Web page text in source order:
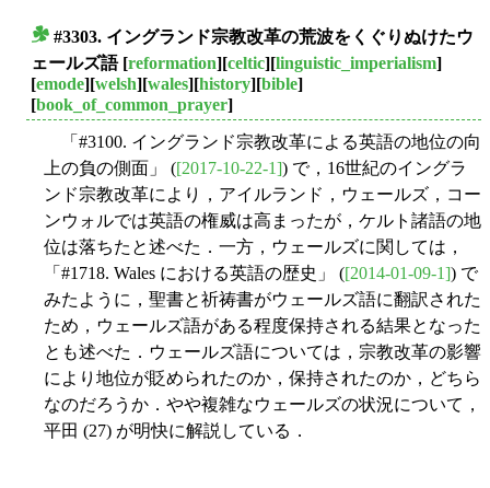
#3303. イングランド宗教改革の荒波をくぐりぬけたウ
ェールズ語[reformation][celtic][linguistic_imperialism]
[emode][welsh][wales][history][bible]
[book_of_common_prayer]
「#3100. イングランド宗教改革による英語の地位の向
上の負の側面」 ([2017-10-22-1]) で，16世紀のイングラ
ンド宗教改革により，アイルランド，ウェールズ，コー
ンウォルでは英語の権威は高まったが，ケルト諸語の地
位は落ちたと述べた．一方，ウェールズに関しては，
「#1718. Wales における英語の歴史」 ([2014-01-09-1]) で
みたように，聖書と祈祷書がウェールズ語に翻訳された
ため，ウェールズ語がある程度保持される結果となった
とも述べた．ウェールズ語については，宗教改革の影響
により地位が貶められたのか，保持されたのか，どちら
なのだろうか．やや複雑なウェールズの状況について，
平田 (27) が明快に解説している．